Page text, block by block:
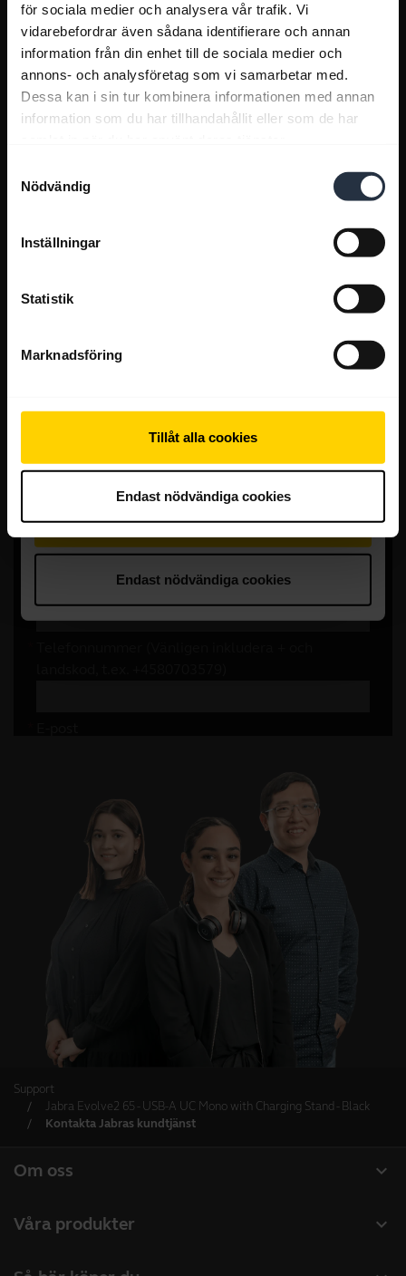
för sociala medier och analysera vår trafik. Vi
vidarebefordrar även sådana identifierare och annan
information från din enhet till de sociala medier och
annons- och analysföretag som vi samarbetar med.
Dessa kan i sin tur kombinera informationen med annan
information som du har tillhandahållit eller som de har
Nödvändig
Inställningar
Statistik
Marknadsföring
Tillåt alla cookies
Endast nödvändiga cookies
Support
Jabra Evolve2 65 - USB-A UC Mono with Charging Stand - Black
Kontakta Jabras kundtjänst
expand_more
Om oss
expand_more
Våra produkter